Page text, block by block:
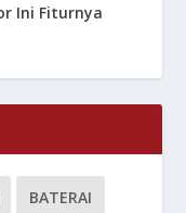
Ini Fiturnya
BATERAI